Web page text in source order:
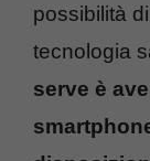
possibilità
tecnologia
serve è